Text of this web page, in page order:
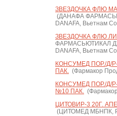
ЗВЕЗДОЧКА ФЛЮ
(ДАНАФА
DANAFA, Вьетнам
ЗВЕЗДОЧКА ФЛЮ
ФАРМАСЬЮТИКАЛ
DANAFA, Вьетнам
КОНСУМЕД ПОР./Д/
ПАК.(Фармакор
КОНСУМЕД ПОР./Д/
№10 ПАК.
ЦИТОВИР-3 20Г.
(ЦИТОМЕД МБНПК,